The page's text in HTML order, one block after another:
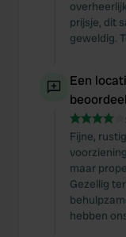
We also share
our social media,
may combine it
of their services.
prijsje, dit
geweldig.
Een
Fijne,
maar
Gezellig
hebben